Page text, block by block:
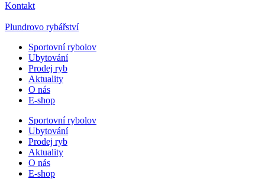
Kontakt
Plundrovo rybářství
Sportovní rybolov
Ubytování
Prodej ryb
Aktuality
O nás
E-shop
Sportovní rybolov
Ubytování
Prodej ryb
Aktuality
O nás
E-shop